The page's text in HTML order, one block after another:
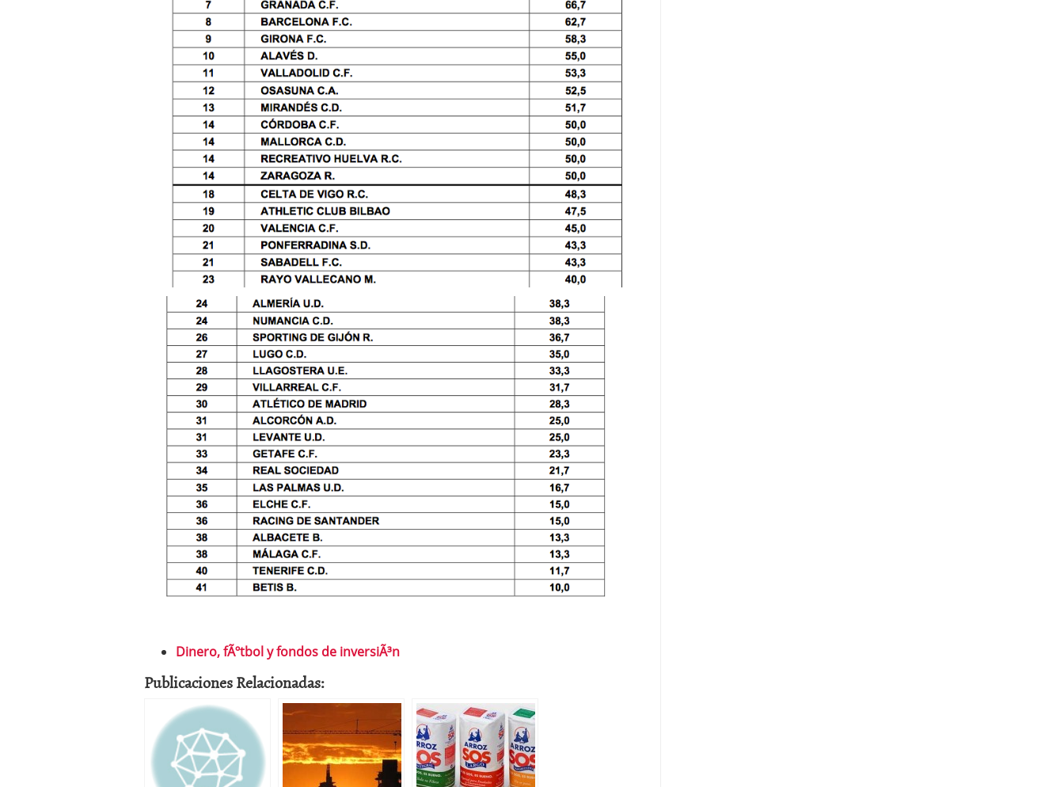
Dinero, fÃºtbol y fondos de inversiÃ³n
Publicaciones Relacionadas: